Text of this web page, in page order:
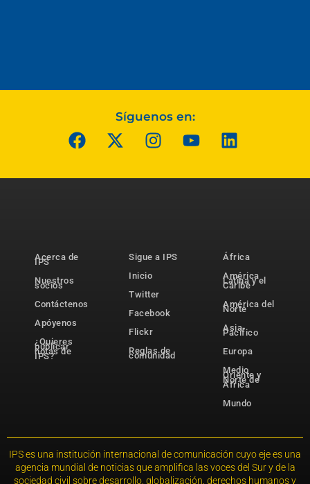
Síguenos en:
Acerca de
IPS
Nuestros
socios
Contáctenos
Apóyenos
¿Quieres
publicar
notas de
IPS?
Sigue a IPS
Inicio
Twitter
Facebook
Flickr
Reglas de
comunidad
África
América
Latina y el
Caribe
América del
Norte
Asia-
Pacífico
Europa
Medio
Oriente y
Norte de
África
Mundo
IPS es una institución internacional de comunicación cuyo eje es una
agencia mundial de noticias que amplifica las voces del Sur y de la
sociedad civil sobre desarrollo, globalización, derechos humanos y